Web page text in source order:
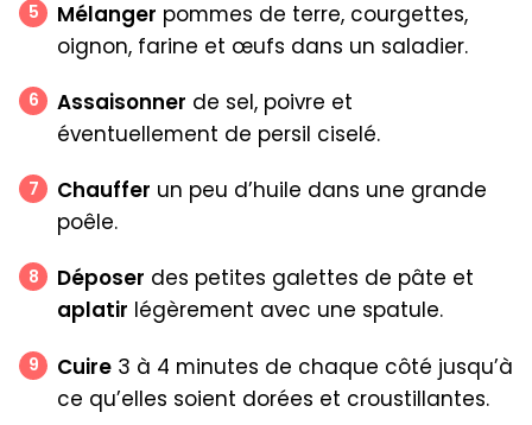
Mélanger pommes de terre, courgettes,
oignon, farine et œufs dans un saladier.
Assaisonner de sel, poivre et
éventuellement de persil ciselé.
Chauffer un peu d’huile dans une grande
poêle.
Déposer des petites galettes de pâte et
aplatir légèrement avec une spatule.
Cuire 3 à 4 minutes de chaque côté jusqu’à
ce qu’elles soient dorées et croustillantes.